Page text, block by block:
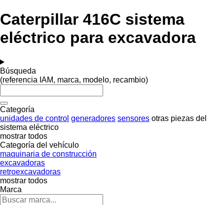
Caterpillar 416C sistema
eléctrico para excavadora
Búsqueda
(referencia IAM, marca, modelo, recambio)
Categoría
unidades de control generadores sensores otras piezas del
sistema eléctrico
mostrar todos
Categoría del vehículo
maquinaria de construcción
excavadoras
retroexcavadoras
mostrar todos
Marca